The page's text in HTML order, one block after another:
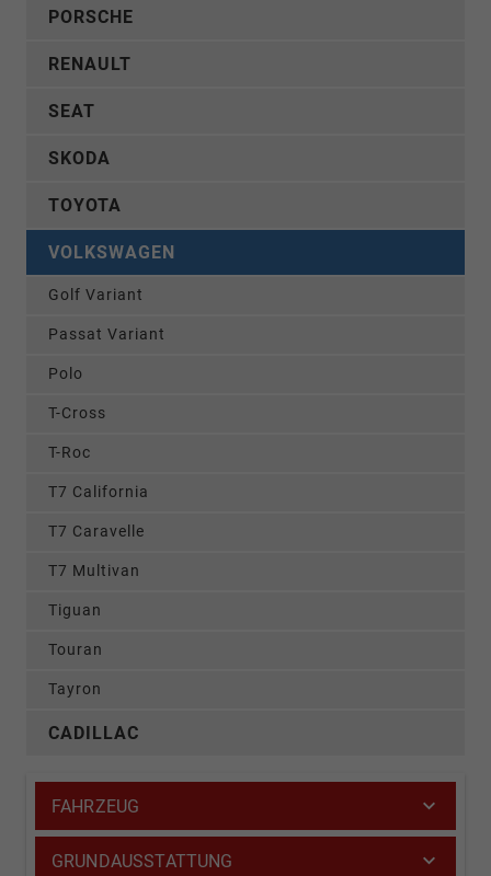
PORSCHE
RENAULT
SEAT
SKODA
TOYOTA
VOLKSWAGEN
Golf Variant
Passat Variant
Polo
T-Cross
T-Roc
T7 California
T7 Caravelle
T7 Multivan
Tiguan
Touran
Tayron
CADILLAC
FAHRZEUG
GRUNDAUSSTATTUNG